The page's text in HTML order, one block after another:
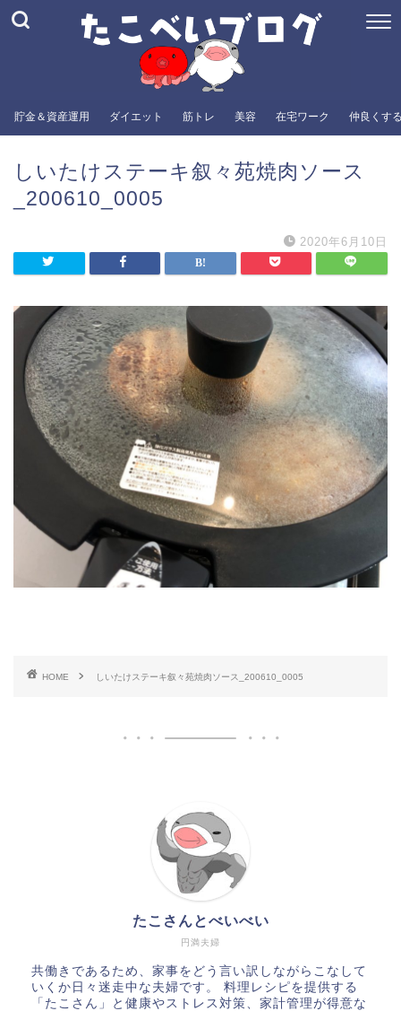
貯金＆資産運用 ダイエット 筋トレ 美容 在宅ワーク 仲良くす
しいたけステーキ叙々苑焼肉ソース
_200610_0005
2020年6月10日
HOME しいたけステーキ叙々苑焼肉ソース_200610_0005
円満夫婦
たこさんとべいべい
共働きであるため、家事をどう言い訳しながらこなして
いくか日々迷走中な夫婦です。 料理レシピを提供する
「たこさん」と健康やストレス対策、家計管理が得意な